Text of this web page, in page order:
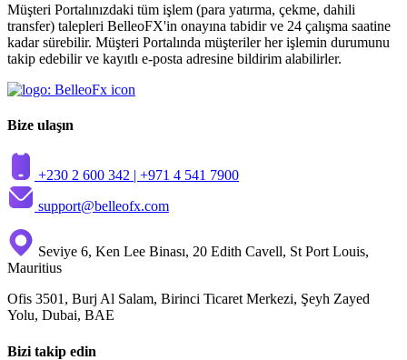
Müşteri Portalınızdaki tüm işlem (para yatırma, çekme, dahili
transfer) talepleri BelleoFX'in onayına tabidir ve 24 çalışma saatine
kadar sürebilir. Müşteri Portalında müşteriler her işlemin durumunu
takip edebilir ve kayıtlı e-posta adresine bildirim alabilirler.
Bize ulaşın
+230 2 600 342 | +971 4 541 7900
support@belleofx.com
Seviye 6, Ken Lee Binası, 20 Edith Cavell, St Port Louis,
Mauritius
Ofis 3501, Burj Al Salam, Birinci Ticaret Merkezi, Şeyh Zayed
Yolu, Dubai, BAE
Bizi takip edin